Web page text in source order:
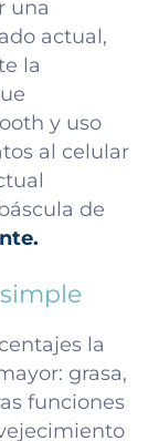
una
actual,
la
y uso
al celular
de
la
grasa,
funciones